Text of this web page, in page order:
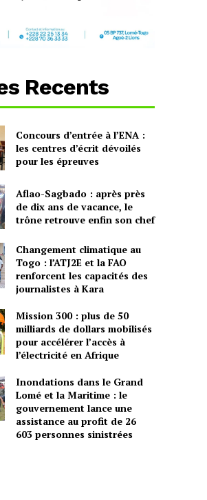
Recents
Concours d’entrée à l’ENA :
les centres d’écrit dévoilés
pour les épreuves
Aflao-Sagbado : après près
de dix ans de vacance, le
trône retrouve enfin son chef
Changement climatique au
Togo : l’ATJ2E et la FAO
renforcent les capacités des
journalistes à Kara
Mission 300 : plus de 50
milliards de dollars mobilisés
pour accélérer l’accès à
l’électricité en Afrique
Inondations dans le Grand
Lomé et la Maritime : le
gouvernement lance une
assistance au profit de 26
603 personnes sinistrées